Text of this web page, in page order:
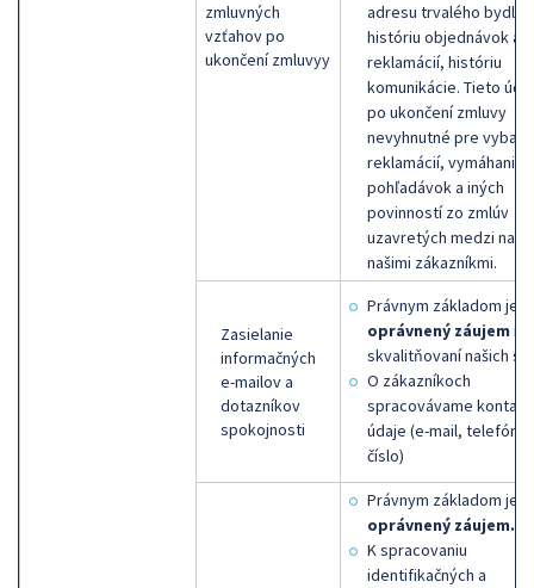
zmluvných
vzťahov po
ukončení zmluvyy
adresu trvalého
históriu objednávok a
reklamácií, históriu
komunikácie. Tieto
po ukončení zmluvy
nevyhnutné pre
reklamácií, vymáhanie
pohľadávok a iných
povinností zo zmlúv
uzavretých medzi nami
našimi zákazníkmi.
Zasielanie
informačných
e-mailov a
dotazníkov
spokojnosti
Právnym základom je
oprávnený záujem na
skvalitňovaní našich
O zákazníkoch
spracovávame
údaje (e-mail,
číslo)
Právnym základom je
oprávnený záujem.
K spracovaniu
identifikačných a